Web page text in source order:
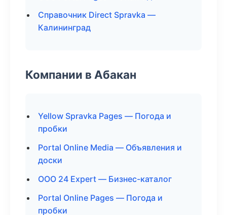
Справочник Direct Spravka —
Калининград
Компании в Абакан
Yellow Spravka Pages — Погода и
пробки
Portal Online Media — Объявления и
доски
ООО 24 Expert — Бизнес-каталог
Portal Online Pages — Погода и
пробки